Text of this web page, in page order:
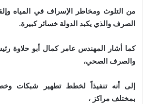
من التلوث ومخاطر الإسراف في المياه
الصرف والذي يكبد الدولة خسائر كبيرة.
كما أشار المهندس عامر كمال أبو حلاوة
والصرف الصحي،
إلى أنه تنفيذاً لخطط تطهير شبكات
بمختلف مراكز ،